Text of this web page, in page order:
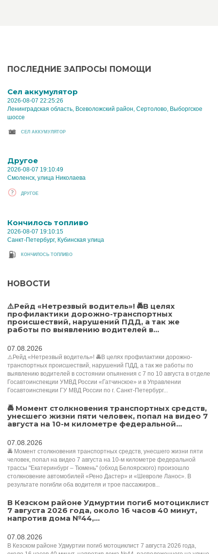
ПОСЛЕДНИЕ ЗАПРОСЫ ПОМОЩИ
Cел аккумулятор
2026-08-07 22:25:26
Ленинградская область, Всеволожский район, Сертолово, Выборгское
шоссе
CЕЛ АККУМУЛЯТОР
Другое
2026-08-07 19:10:49
Смоленск, улица Николаева
ДРУГОЕ
Кончилось топливо
2026-08-07 19:10:15
Санкт-Петербург, Кубинская улица
КОНЧИЛОСЬ ТОПЛИВО
НОВОСТИ
⚠️Рейд «Нетрезвый водитель»! 🚔В целях
профилактики дорожно-транспортных
происшествий, нарушений ПДД, а так же
работы по выявлению водителей в...
07.08.2026
⚠️Рейд «Нетрезвый водитель»! 🚔В целях профилактики дорожно-
транспортных происшествий, нарушений ПДД, а так же работы по
выявлению водителей в состоянии опьянения с 7 по 10 августа в отделе
Госавтоинспекции УМВД России «Гатчинское» и в Управлении
Госавтоинспекции ГУ МВД России по г. Санкт-Петербург...
🚔 Момент столкновения транспортных средств,
унесшего жизни пяти человек, попал на видео 7
августа на 10-м километре федеральной...
07.08.2026
🚔 Момент столкновения транспортных средств, унесшего жизни пяти
человек, попал на видео 7 августа на 10-м километре федеральной
трассы "Екатеринбург – Тюмень" (обход Белоярского) произошло
столкновение автомобилей «Рено Дастер» и «Шевроле Ланос». В
результате погибли оба водителя и трое пассажиров...
В Кезском районе Удмуртии погиб мотоциклист
7 августа 2026 года, около 16 часов 40 минут,
напротив дома №44,...
07.08.2026
В Кезском районе Удмуртии погиб мотоциклист 7 августа 2026 года,